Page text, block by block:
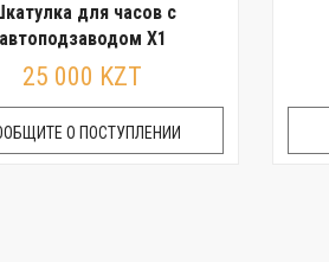
для часов с
автоподзаводом X1
25 000 KZT
О ПОСТУПЛЕНИИ